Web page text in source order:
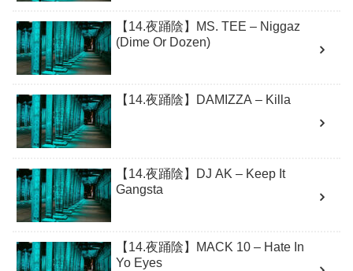
【14.夜踊陰】MS. TEE – Niggaz
(Dime Or Dozen)
【14.夜踊陰】DAMIZZA – Killa
【14.夜踊陰】DJ AK – Keep It
Gangsta
【14.夜踊陰】MACK 10 – Hate In
Yo Eyes